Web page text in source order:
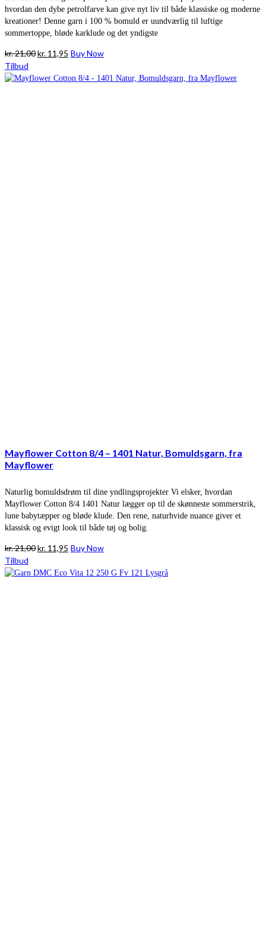
hvordan den dybe petrolfarve kan give nyt liv til både klassiske og moderne
kreationer! Denne garn i 100 % bomuld er uundværlig til luftige
sommertoppe, bløde karklude og det yndigste
kr.21,00Den
pris
kr. 11,95 Den
pris
Buy Now
Tilbud
Mayflower Cotton 8/4 – 1401 Natur, Bomuldsgarn, fra
Mayflower
Naturlig bomuldsdrøm til dine yndlingsprojekter Vi elsker, hvordan
Mayflower Cotton 8/4 1401 Natur lægger op til de skønneste sommerstrik,
lune babytæpper og bløde klude. Den rene, naturhvide nuance giver et
klassisk og evigt look til både tøj og bolig.
kr.21,00Den
pris
kr. 11,95 Den
pris
Buy Now
Tilbud